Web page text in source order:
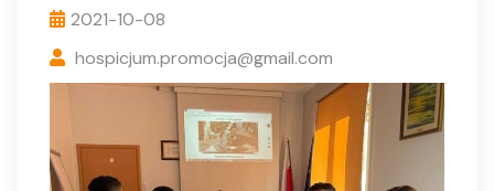
2021-10-08
hospicjum.promocja@gmail.com